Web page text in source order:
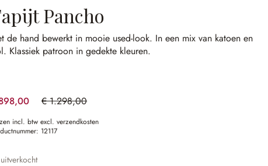
Pancho
de hand bewerkt in mooie used-look. In een mix van katoen en
Klassiek patroon in gedekte kleuren.
€ 1.298,00
(30.82% gespart)
incl. btw excl. verzendkosten
12117
uitverkocht